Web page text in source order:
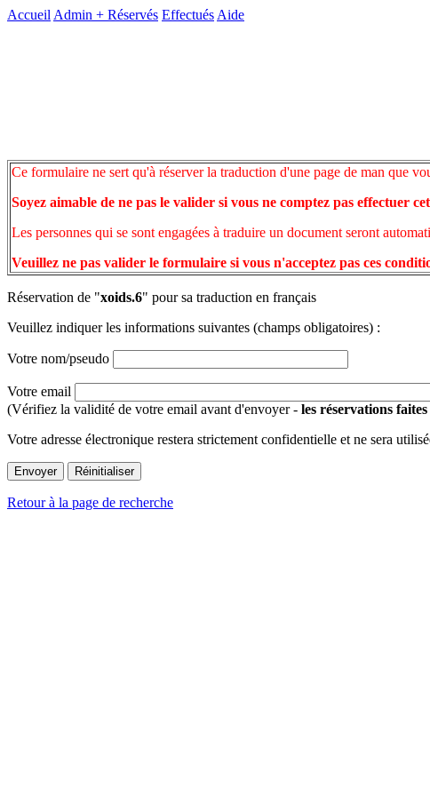
Accueil Admin + Réservés Effectués Aide
Ce formulaire ne sert qu'à réserver la traduction d'une page de man que
Soyez aimable de ne pas le valider si vous ne comptez pas effectuer
Les personnes qui se sont engagées à traduire un document seront
Veuillez ne pas valider le formulaire si vous n'acceptez pas ces
Réservation de "xoids.6" pour sa traduction en français
Veuillez indiquer les informations suivantes (champs obligatoires) :
Votre nom/pseudo
Votre email
(Vérifiez la validité de votre email avant d'envoyer - les réservations
Votre adresse électronique restera strictement confidentielle et ne sera
Retour à la page de recherche